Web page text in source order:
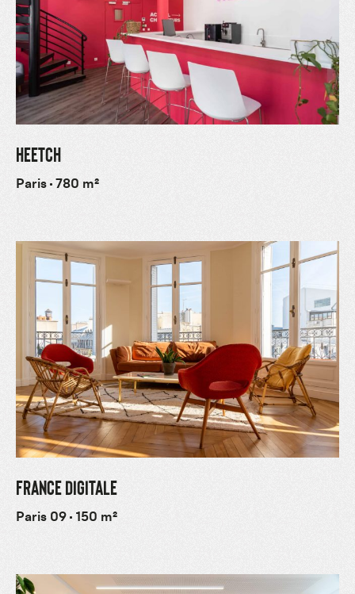
HEETCH
Paris 780 m²
FRANCE DIGITALE
Paris 09 150 m²